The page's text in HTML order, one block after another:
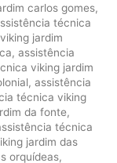
carlos gomes,
técnica
jardim
, assistência
viking jardim
, assistência
técnica viking
da fonte,
técnica
jardim das
orquídeas,